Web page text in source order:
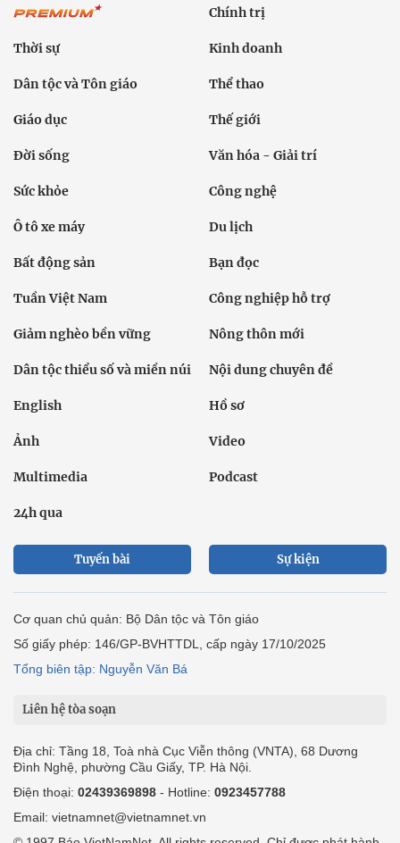
Chính trị
Thời sự Kinh doanh
Dân tộc và Tôn giáo Thể thao
Giáo dục Thế giới
Đời sống Văn hóa - Giải trí
Sức khỏe Công nghệ
Ô tô xe máy Du lịch
Bất động sản Bạn đọc
Tuần Việt Nam Công nghiệp hỗ trợ
Giảm nghèo bền vững Nông thôn mới
Dân tộc thiểu số và miền núi Nội dung chuyên đề
English Hồ sơ
Ảnh Video
Multimedia Podcast
24h qua
Tuyến bài Sự kiện
Cơ quan chủ quản: Bộ Dân tộc và Tôn giáo
Số giấy phép: 146/GP-BVHTTDL, cấp ngày 17/10/2025
Tổng biên tập: Nguyễn Văn Bá
Liên hệ tòa soạn
Địa chỉ: Tầng 18, Toà nhà Cục Viễn thông (VNTA), 68 Dương
Đình Nghệ, phường Cầu Giấy, TP. Hà Nội.
Điện thoại: 02439369898 - Hotline: 0923457788
Email: vietnamnet@vietnamnet.vn